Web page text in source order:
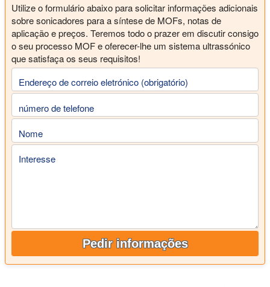
Utilize o formulário abaixo para solicitar informações adicionais
sobre sonicadores para a síntese de MOFs, notas de
aplicação e preços. Teremos todo o prazer em discutir consigo
o seu processo MOF e oferecer-lhe um sistema ultrassónico
que satisfaça os seus requisitos!
Endereço de correio eletrónico (obrigatório)
número de telefone
Nome
Interesse
Pedir informações